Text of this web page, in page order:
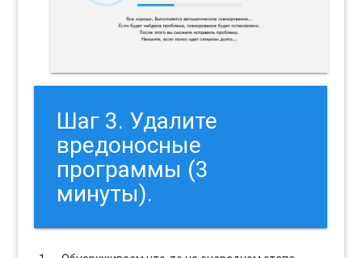
Шаг 3. Удалите
вредоносные
программы (3
минуты).